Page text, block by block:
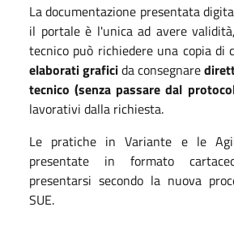
La documentazione presentata
il portale è l'unica ad avere
tecnico può richiedere una copia di
elaborati graficida consegnare
tecnico (senza passare dal
lavorativi dalla richiesta.
Le pratiche in Variante e le
presentate in formato
presentarsi secondo la nuova
SUE.